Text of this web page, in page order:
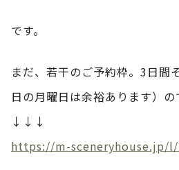
です。
まだ、若干のご予約枠。3日間
日の月曜日は余裕あります）の
↓↓↓
https://m-sceneryhouse.jp/l/